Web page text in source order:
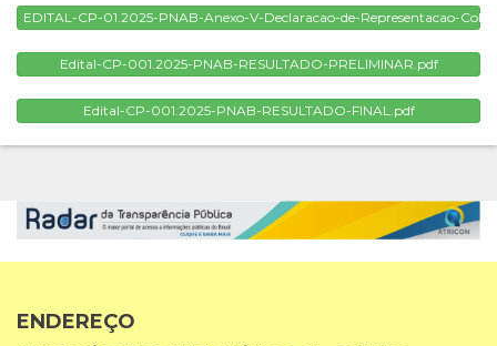
EDITAL-CP-01.2025-PNAB-Anexo-V-Declaracao-de-Representacao-
Edital-CP-001.2025-PNAB-RESULTADO-PRELIMINAR.pdf
Edital-CP-001.2025-PNAB-RESULTADO-FINAL.pdf
ENDEREÇO